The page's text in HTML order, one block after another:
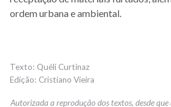
ordem urbana e ambiental.
Quéli Curtinaz
Cristiano Vieira